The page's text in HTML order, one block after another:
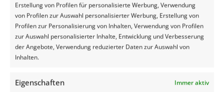
Erstellung von Profilen für personalisierte Werbung, Verwendung
von Profilen zur Auswahl personalisierter Werbung, Erstellung von
Profilen zur Personalisierung von Inhalten, Verwendung von Profilen
zur Auswahl personalisierter Inhalte, Entwicklung und Verbesserung
der Angebote, Verwendung reduzierter Daten zur Auswahl von
Inhalten.
Eigenschaften
Immer aktiv
Het overwegen waard
In veel percelen zit de mais inmiddels al aardig in de bloei.
dit stadium is beregenen absoluut het overwegen waard
voor en tijdens de bloei levert vochttekort namelijk het grootste
zetmeelopbrengst. De uiteindelijke voederwaarde in de kuil